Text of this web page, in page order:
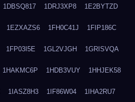
1DBSQ817 1DRJ3XP8 1E2BYTZD
1EZXAZS6 1FH0C41J 1FIP186C
1FP03I5E 1GL2VJGH 1GRISVQA
1HAKMC6P 1HDB3VUY 1HHJEK58
1IASZ8H3 1IF86W04 1IHA2RU7